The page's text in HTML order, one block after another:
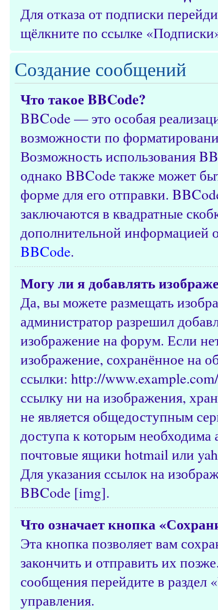
Для отказа от подписки
щёлкните по ссылке
Создание сообщений
Что такое BBCode?
BBCode — это особая
возможности по
Возможность использования
однако BBCode также может
форме для его отправки.
заключаются в квадратные
дополнительной информацией
BBCode.
Могу ли я добавлять
Да, вы можете размещать
администратор разрешил
изображение на форум. Если
изображение, сохранённое на
ссылки: http://
ссылку ни на изображения,
не является общедоступным
доступа к которым
почтовые ящики hotmail или
Для указания ссылок на
BBCode [img].
Что означает кнопка
Эта кнопка позволяет вам
закончить и отправить их
сообщения перейдите в
управления.